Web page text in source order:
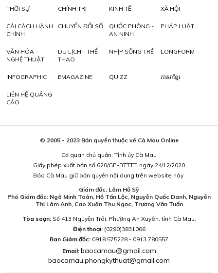
THỜI SỰ CHÍNH TRỊ KINH TẾ XÃ HỘI
CẢI CÁCH HÀNH
CHÍNH
CHUYỂN ĐỔI SỐ
QUỐC PHÒNG -
AN NINH
PHÁP LUẬT
VĂN HÓA -
NGHỆ THUẬT
DU LỊCH - THỂ
THAO
NHỊP SỐNG TRẺ LONGFORM
INFOGRAPHIC EMAGAZINE QUIZZ ភាសាខ្មែរ
LIÊN HỆ QUẢNG
CÁO
© 2005 - 2023 Bản quyền thuộc về Cà Mau Online
Cơ quan chủ quản: Tỉnh ủy Cà Mau
Giấy phép xuất bản số 620/GP-BTTTT, ngày 24/12/2020
Báo Cà Mau giữ bản quyền nội dung trên website này.
Giám đốc: Lâm Hồ Sỹ
Phó Giám đốc: Ngô Minh Toàn, Hồ Tấn Lộc, Nguyễn Quốc Danh, Nguyễn
Thị Lâm Anh, Cao Xuân Thu Ngọc, Trương Văn Tuấn
Tòa soạn:Số 413 Nguyễn Trãi, Phường An Xuyên, tỉnh Cà Mau.
Điện thoại: (0290)3831066
Ban Giám đốc: 0918.575228 - 0913.780557
Email: baocamau@gmail.com
baocamau.phongkythuat@gmail.com